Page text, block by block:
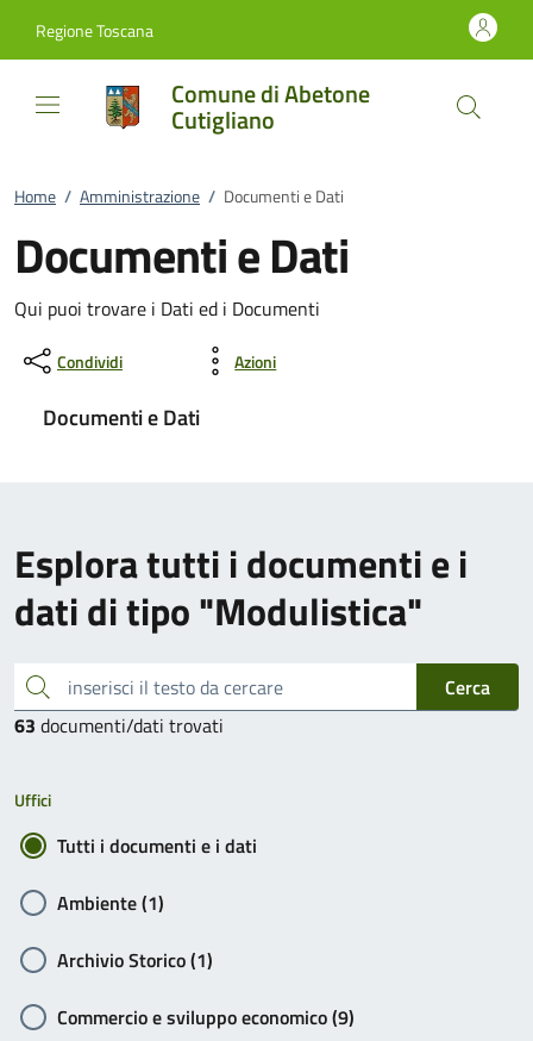
Regione Toscana
Comune di Abetone
Cutigliano
Home / Amministrazione / Documenti e Dati
Documenti e Dati
Qui puoi trovare i Dati ed i Documenti
Condividi Azioni
Documenti e Dati
Esplora tutti i documenti e i
dati di tipo "Modulistica"
inserisci il testo da cercare
Cerca
63 documenti/dati trovati
Uffici
Tutti i documenti e i dati
Ambiente (1)
Archivio Storico (1)
Commercio e sviluppo economico (9)